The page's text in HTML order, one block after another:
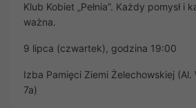
Klub Kobiet „Pełnia”. Każdy pomysł i
ważna.
9 lipca (czwartek), godzina 19:00
Izba Pamięci Ziemi Żelechowskiej (Al.
7a)